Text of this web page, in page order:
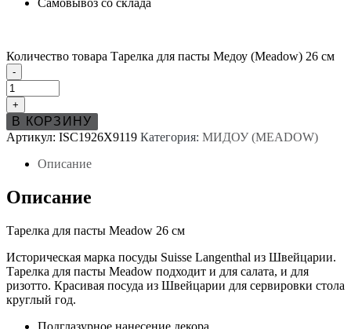
Количество товара Тарелка для пасты Медоу (Meadow) 26 см
-
+
В КОРЗИНУ
Артикул: ISC1926X9119 Категория: МИДОУ (MEADOW)
Описание
Описание
Тарелка для пасты Meadow 26 см
Историческая марка посуды Suisse Langenthal из Швейцарии.
Тарелка для пасты Meadow подходит и для салата, и для
ризотто. Красивая посуда из Швейцарии для сервировки стола
круглый год.
Подглазурное нанесение декора